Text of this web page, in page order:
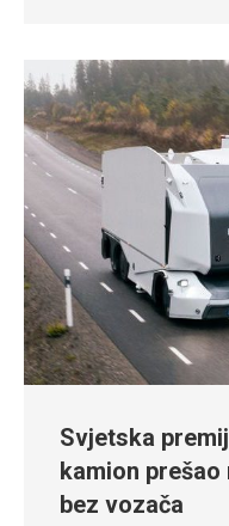
Svjetska
kamion
bez vozača